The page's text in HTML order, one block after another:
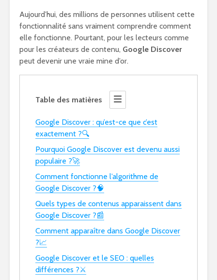
Aujourd’hui, des millions de personnes utilisent cette
fonctionnalité sans vraiment comprendre comment
elle fonctionne. Pourtant, pour les lecteurs comme
pour les créateurs de contenu, Google Discover
peut devenir une vraie mine d’or.
Table des matières
Google Discover : qu’est-ce que c’est
exactement ?🔍
Pourquoi Google Discover est devenu aussi
populaire ?🚀
Comment fonctionne l’algorithme de
Google Discover ?🧠
Quels types de contenus apparaissent dans
Google Discover ?📰
Comment apparaître dans Google Discover
?📈
Google Discover et le SEO : quelles
différences ?⚔️